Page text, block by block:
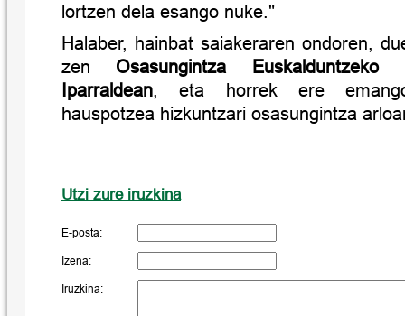
lortzen dela esango nuke."
Halaber, hainbat saiakeraren ondoren,
zen Osasungintza Euskalduntzeko
Iparraldean, eta horrek ere
hauspotzea hizkuntzari osasungintza
Utzi zure iruzkina
E-posta:
Izena:
Iruzkina: